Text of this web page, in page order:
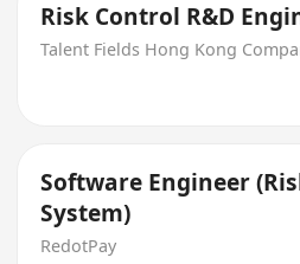
Risk Control R&D
Talent Fields Hong Kong
Software Engineer
System)
RedotPay